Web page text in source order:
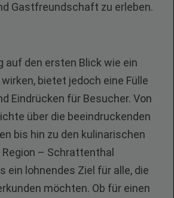
Gastfreundschaft zu erleben.
auf den ersten Blick wie ein
bietet jedoch eine Fülle
Eindrücken für Besucher. Von
über die beeindruckenden
bis hin zu den kulinarischen
– Schrattenthal
ein lohnendes Ziel für alle, die
möchten. Ob für einen